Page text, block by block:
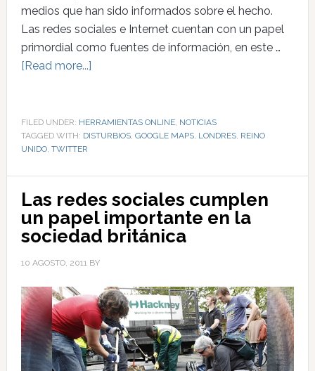
medios que han sido informados sobre el hecho.
Las redes sociales e Internet cuentan con un papel
primordial como fuentes de información, en este …
[Read more...]
FILED UNDER: HERRAMIENTAS ONLINE, NOTICIAS
TAGGED WITH: DISTURBIOS, GOOGLE MAPS, LONDRES, REINO
UNIDO, TWITTER
Las redes sociales cumplen
un papel importante en la
sociedad británica
10 AGOSTO, 2011 BY